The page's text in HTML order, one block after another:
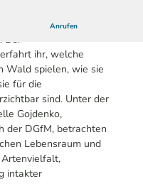
Anrufen
Pilze
Bei
ihr, welche
Wald spielen, wie sie
für die
sind. Unter der
Gojdenko,
der DGfM, betrachten
Lebensraum und
Artenvielfalt,
intakter